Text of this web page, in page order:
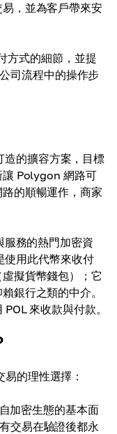
，並為客戶帶來安
方式的細節，並提
司流程中的操作步
的擴容方案，目標
讓 Polygon 網路可
的順暢運作，商家
服務的熱門加密資
用此代幣來收付
擬貨幣錢包）；它
銀行之類的中介。
來收款與付款。
的理性選擇：
加密生態的基本面
交易在驗證後都永